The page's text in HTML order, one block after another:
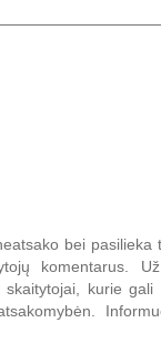
bei pasilieka
komentarus.
kurie gali